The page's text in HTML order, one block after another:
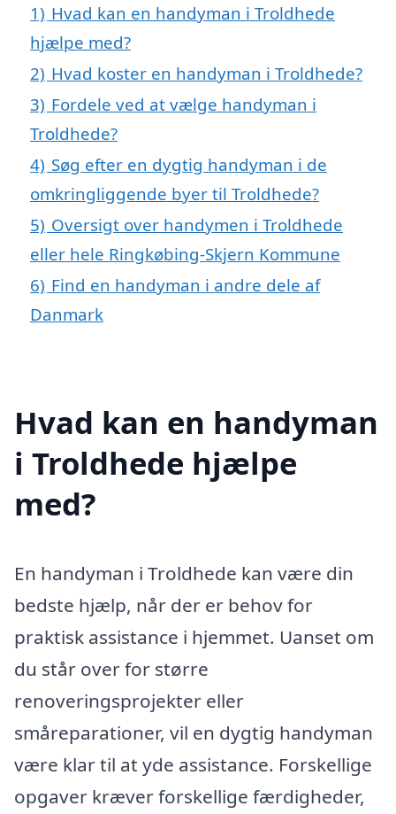
1) Hvad kan en handyman i Troldhede
hjælpe med?
2) Hvad koster en handyman i Troldhede?
3) Fordele ved at vælge handyman i
Troldhede?
4) Søg efter en dygtig handyman i de
omkringliggende byer til Troldhede?
5) Oversigt over handymen i Troldhede
eller hele Ringkøbing-Skjern Kommune
6) Find en handyman i andre dele af
Danmark
Hvad kan en handyman
i Troldhede hjælpe
med?
En handyman i Troldhede kan være din
bedste hjælp, når der er behov for
praktisk assistance i hjemmet. Uanset om
du står over for større
renoveringsprojekter eller
småreparationer, vil en dygtig handyman
være klar til at yde assistance. Forskellige
opgaver kræver forskellige færdigheder,